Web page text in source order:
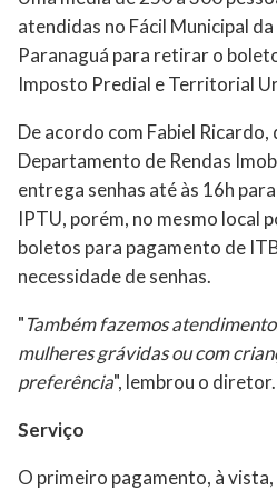
atendidas no Fácil Municipal
Paranaguá para retirar o
Imposto Predial e Territorial
De acordo com Fabiel
Departamento de Rendas
entrega senhas até às 16h
IPTU, porém, no mesmo local
boletos para pagamento de
necessidade de senhas.
"Também fazemos
mulheres grávidas ou com
preferência", lembrou o diretor.
Serviço
O primeiro pagamento, à